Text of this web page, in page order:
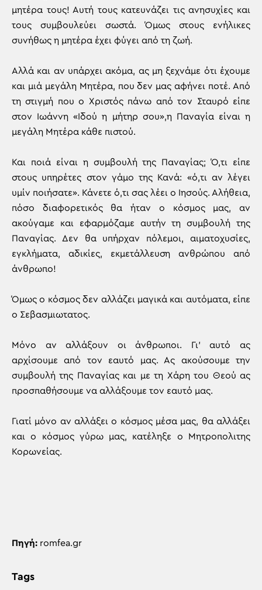
μητέρα τους! Αυτή τους κατευνάζει τις ανησυχίες και
τους συμβουλεύει σωστά. Όμως στους ενήλικες
συνήθως η μητέρα έχει φύγει από τη ζωή.
Αλλά και αν υπάρχει ακόμα, ας μη ξεχνάμε ότι έχουμε
και μιά μεγάλη Μητέρα, που δεν μας αφήνει ποτέ. Από
τη στιγμή που ο Χριστός πάνω από τον Σταυρό είπε
στον Ιωάννη «Ιδού η μήτηρ σου»,η Παναγία είναι η
μεγάλη Μητέρα κάθε πιστού.
Και ποιά είναι η συμβουλή της Παναγίας; Ό,τι είπε
στους υπηρέτες στον γάμο της Κανά: «ό,τι αν λέγει
υμίν ποιήσατε». Κάνετε ό,τι σας λέει ο Ιησούς. Αλήθεια,
πόσο διαφορετικός θα ήταν ο κόσμος μας, αν
ακούγαμε και εφαρμόζαμε αυτήν τη συμβουλή της
Παναγίας. Δεν θα υπήρχαν πόλεμοι, αιματοχυσίες,
εγκλήματα, αδικίες, εκμετάλλευση ανθρώπου από
άνθρωπο!
Όμως ο κόσμος δεν αλλάζει μαγικά και αυτόματα, είπε
ο Σεβασμιωτατος.
Μόνο αν αλλάξουν οι άνθρωποι. Γι’ αυτό ας
αρχίσουμε από τον εαυτό μας. Ας ακούσουμε την
συμβουλή της Παναγίας και με τη Χάρη του Θεού ας
προσπαθήσουμε να αλλάξουμε τον εαυτό μας.
Γιατί μόνο αν αλλάξει ο κόσμος μέσα μας, θα αλλάξει
και ο κόσμος γύρω μας, κατέληξε ο Μητροπολιτης
Κορωνείας.
Πηγή: romfea.gr
Tags